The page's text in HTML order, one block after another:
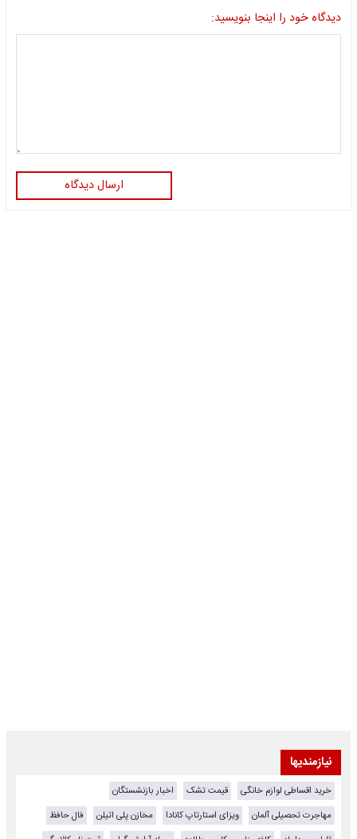
دیدگاه خود را اینجا بنویسید:
ارسال دیدگاه
نیازمندیها
خرید اقساطی لوازم خانگی قیمت تشک
اخبار بازنشستگان
مهاجرت تحصیلی آلمان
ویزای استارتاپ کانادا مخازن پلی اتیلن
فال حافظ